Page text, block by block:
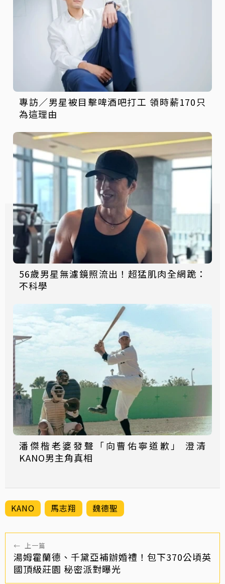
專訪／男星被目擊啤酒吧打工 領時薪170只
為這理由
56歲男星無濾鏡照流出！超猛肌肉全網跪：
不科學
潘傑楷老婆發聲「向曹佑寧道歉」 澄清
KANO男主角真相
KANO 馬志翔 魏德聖
← 上一篇
湯姆霍蘭德、千黛亞補辦婚禮！包下370公頃英
國頂級莊園 秘密派對曝光